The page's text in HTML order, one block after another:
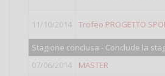
11/10/2014 Trofeo PROGETTO
Stagione conclusa - Conclude la
07/06/2014
MASTER